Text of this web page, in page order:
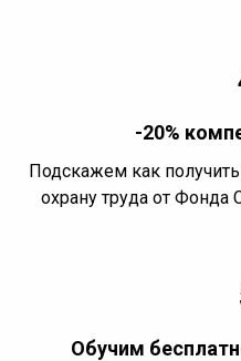
-20%
Подскажем как
охрану труда от Фонда
Обучим